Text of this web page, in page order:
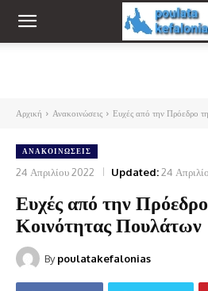
Αρχική Ανακοινώσεις Ευχές από την Πρόεδρο
ΑΝΑΚΟΙΝΏΣΕΙΣ
24 Απριλίου 2022 Updated:24
Ευχές από την
Κοινότητας Πουλάτων
By poulatakefalonias